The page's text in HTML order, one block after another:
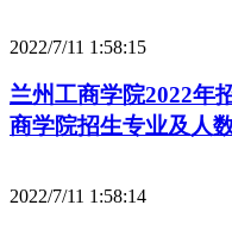
2022/7/11 1:58:15
兰州工商学院2022年
商学院招生专业及人数
2022/7/11 1:58:14